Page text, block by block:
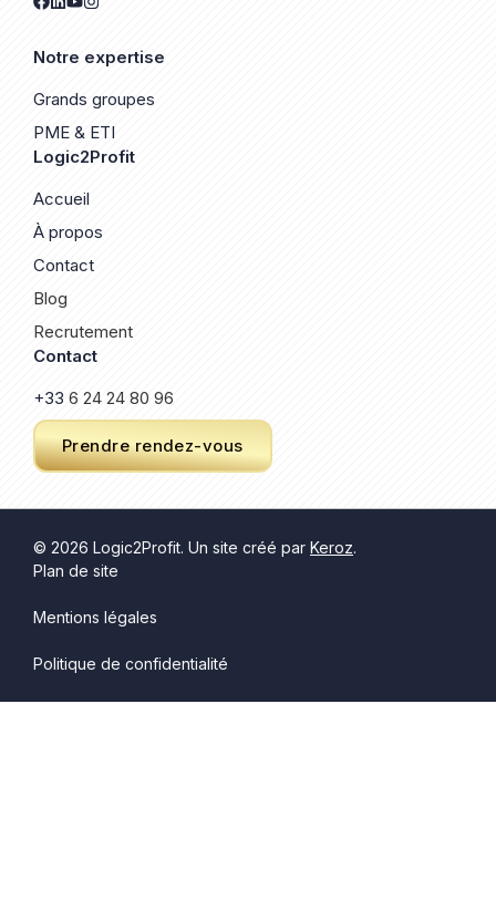
Notre expertise
Grands groupes
PME & ETI
Logic2Profit
Accueil
À propos
Contact
Blog
Recrutement
Contact
+33 6 24 24 80 96
Prendre rendez-vous
© 2026 Logic2Profit. Un site créé par Keroz.
Plan de site
Mentions légales
Politique de confidentialité